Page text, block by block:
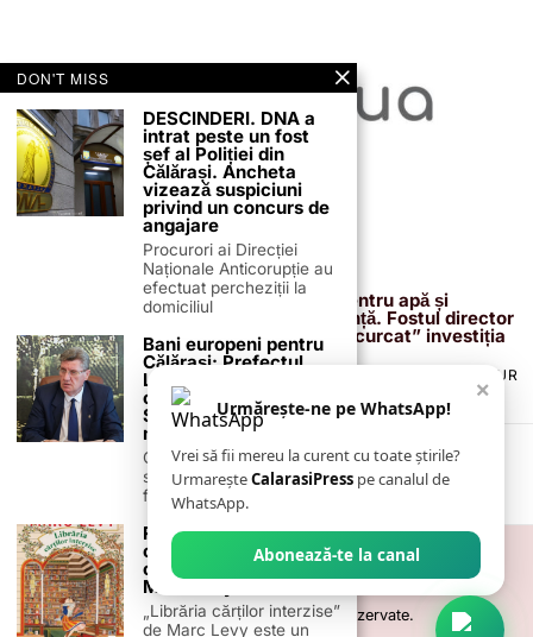
13 februarie 2026
Proiectul de 400 de milioane de euro pentru apă și
canalizare, confirmat definitiv de instanță. Fostul director
reacționează după acuzațiile că ar fi „încurcat” investiția
TERMENI ȘI CONDIȚII
POLITICA DE ANULARE & RETUR
PUBLICITATE ONLINE & TIPĂRITĂ
CONTACT
ZIARUL ANUNȚUL CĂLĂRĂȘEAN
© 2026- Toate drepturile sunt rezervate.
×
Urmărește-ne pe WhatsApp!
Vrei să fii mereu la curent cu toate știrile?
UrmareșteCalarasiPress pe canalul de
WhatsApp.
Abonează-te la canal
DON'T MISS
DESCINDERI. DNA a
intrat peste un fost
șef al Poliției din
Călărași. Ancheta
vizează suspiciuni
privind un concurs de
angajare
Procurori ai Direcției
Naționale Anticorupție au
efectuat percheziții la
domiciliul
Bani europeni pentru
Călărași: Prefectul
Laurențiu State anunță
colaborarea cu ADR
Sud-Muntenia pentru
noi finanțări
Călărașul se pregătește
să intre pe harta
finanțărilor europene, cu
Recomandare de
carte -„Librăria
cărților interzise” – de
Marc Levy
„Librăria cărților interzise”
de Marc Levy este un